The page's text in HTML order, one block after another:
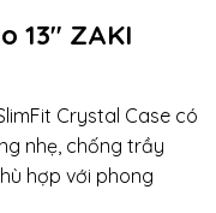
13″ ZAKI
Crystal Case có
nhẹ, chống trầy
hợp với phong